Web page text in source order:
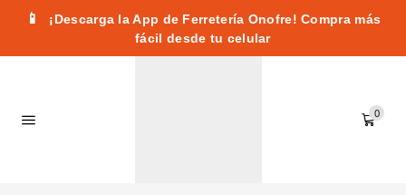
📱
¡Descarga la App de Ferretería Onofre! Compra más
fácil desde tu celular
0